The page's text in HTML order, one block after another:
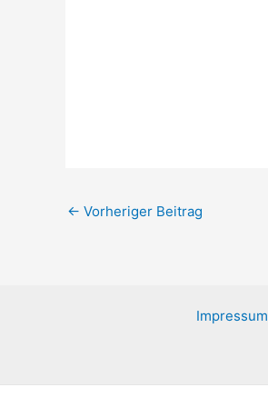
← Vorheriger Beitrag
Impressum